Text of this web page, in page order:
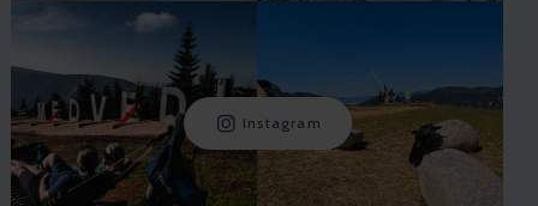
Instagram